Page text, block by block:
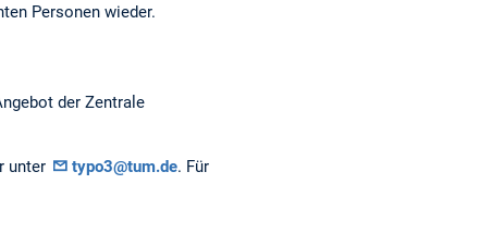
Personen wieder.
der Zentrale
unter typo3@tum.de. Für